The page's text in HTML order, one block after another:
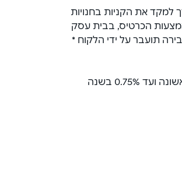
את הקניות בחנויות
הכרטיס, בבית עסק
תועבר על ידי הלקוח *
שיעור הצבירה בשירות קאשבק פלוס הוא עד 1% בשנה הראשונה ועד 0.75% בשנה